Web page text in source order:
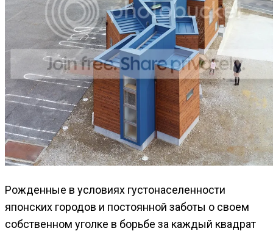
Рожденные в условиях густонаселенности
японских городов и постоянной заботы о своем
собственном уголке в борьбе за каждый квадрат